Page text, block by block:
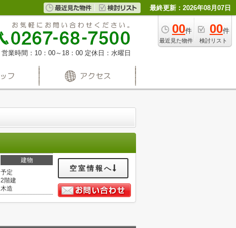
最終更新：2026年08月07日
00件
最近見た物件
00件
検討リスト
営業時間：10：00～18：00 定休日：水曜日
建物
予定
2階建
木造
空室情報へ